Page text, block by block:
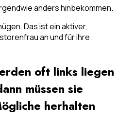
anders hinbekommen.
Das ist ein aktiver,
an und für ihre
oft links liegen
müssen sie
herhalten